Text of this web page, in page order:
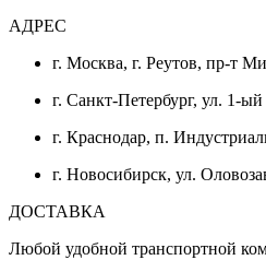
АДРЕС
г. Москва, г. Реутов, пр-т
г. Санкт-Петербург, ул. 1-
г. Краснодар, п.
г. Новосибирск, ул.
ДОСТАВКА
Любой удобной транспортной